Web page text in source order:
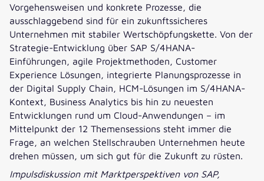
Vorgehensweisen und konkrete Prozesse, die
ausschlaggebend sind für ein zukunftssicheres
Unternehmen mit stabiler Wertschöpfungskette. Von der
Strategie-Entwicklung über SAP S/4HANA-
Einführungen, agile Projektmethoden, Customer
Experience Lösungen, integrierte Planungsprozesse in
der Digital Supply Chain, HCM-Lösungen im S/4HANA-
Kontext, Business Analytics bis hin zu neuesten
Entwicklungen rund um Cloud-Anwendungen – im
Mittelpunkt der 12 Themensessions steht immer die
Frage, an welchen Stellschrauben Unternehmen heute
drehen müssen, um sich gut für die Zukunft zu rüsten.
Impulsdiskussion mit Marktperspektiven von SAP,